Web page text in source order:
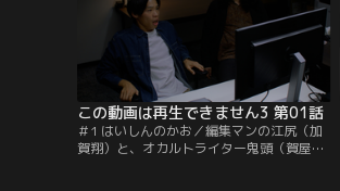
この動画は再生できません3 第01話
＃1 はいしんのかお／編集マンの江尻（加
賀翔）と、オカルトライター鬼頭（賀屋壮